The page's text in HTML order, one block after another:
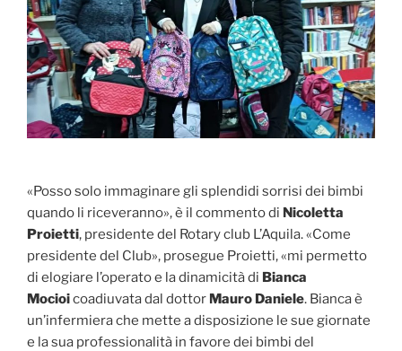
«Posso solo immaginare gli splendidi sorrisi dei bimbi
quando li riceveranno», è il commento di Nicoletta
Proietti, presidente del Rotary club L’Aquila. «Come
presidente del Club», prosegue Proietti, «mi permetto
di elogiare l’operato e la dinamicità di Bianca
Mocioicoadiuvata dal dottor Mauro Daniele. Bianca è
un’infermiera che mette a disposizione le sue giornate
e la sua professionalità in favore dei bimbi del